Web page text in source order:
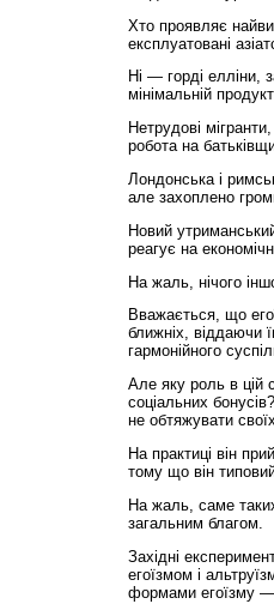
Хто проявляє
експлуатовані
Ні — горді елліни,
мінімальній
Нетрудові
робота на
Лондонська і
але захоплено
Новий
реагує на
На жаль, нічого
Вважається, що
ближніх, віддаючи
гармонійного
Але яку роль в цій
соціальних
не обтяжувати
На практиці він
тому що він типовий
На жаль, саме таких
загальним благом.
Західні
егоїзмом і
формами егоїзму —